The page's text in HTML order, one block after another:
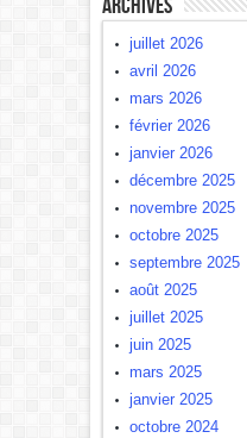
Archives
juillet 2026
avril 2026
mars 2026
février 2026
janvier 2026
décembre 2025
novembre 2025
octobre 2025
septembre 2025
août 2025
juillet 2025
juin 2025
mars 2025
janvier 2025
octobre 2024